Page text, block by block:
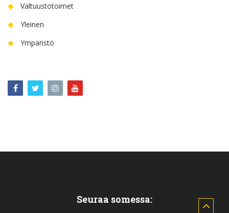
Valtuustotoimet
Yleinen
Ympäristö
Seuraa somessa: